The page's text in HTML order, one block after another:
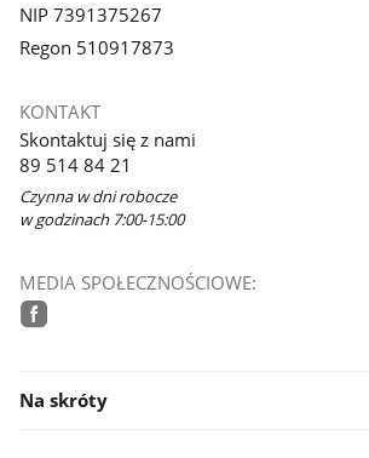
NIP 7391375267
Regon 510917873
KONTAKT
Skontaktuj się z nami
89 514 84 21
Czynna w dni robocze
w godzinach 7:00-15:00
MEDIA SPOŁECZNOŚCIOWE:
Na skróty